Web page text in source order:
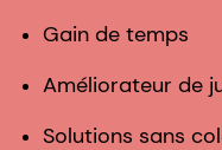
Gain de temps
Améliorateur de
Solutions sans